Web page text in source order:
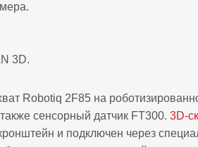
3D.
Robotiq 2F85 на
сенсорный датчик FT300. 3D-
и подключен через